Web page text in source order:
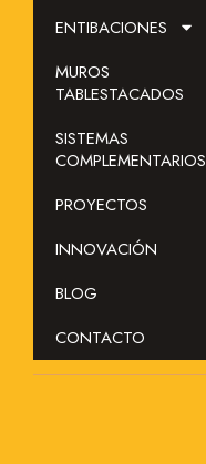
ENTIBACIONES
MUROS
TABLESTACADOS
SISTEMAS
COMPLEMENTARIOS
PROYECTOS
INNOVACIÓN
BLOG
CONTACTO